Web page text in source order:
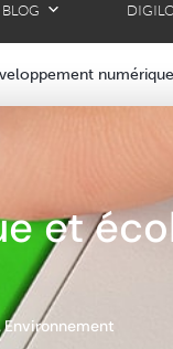
BLOG
et
Environnement